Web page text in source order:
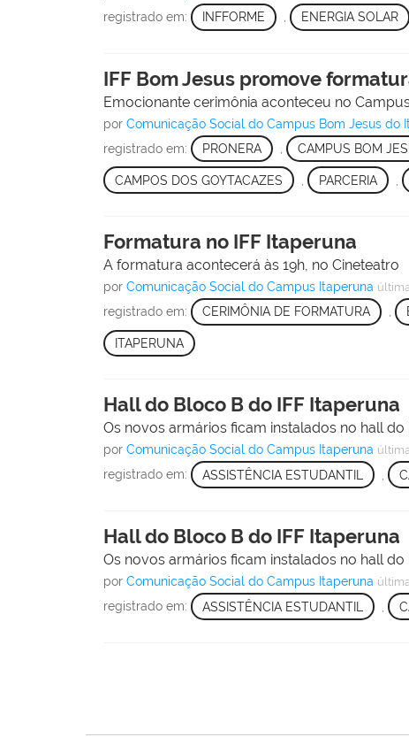
registrado em: INFFORME , ENERGIA SOLAR
IFF Bom Jesus promove
Emocionante cerimônia aconteceu no
porComunicação Social do Campus Bom Jesus do
registrado em: PRONERA CAMPUS BOM
CAMPOS DOS GOYTACAZES PARCERIA
Formatura no IFF Itaperuna
A formatura acontecerá às 19h, no Cineteatro
porComunicação Social do Campus Itaperuna
registrado em: CERIMÔNIA DE FORMATURA ,
ITAPERUNA
Hall do Bloco B do IFF Itaperuna
Os novos armários ficam instalados no hall do
porComunicação Social do Campus Itaperuna
registrado em: ASSISTÊNCIA ESTUDANTIL
Hall do Bloco B do IFF Itaperuna
Os novos armários ficam instalados no hall do
porComunicação Social do Campus Itaperuna
registrado em: ASSISTÊNCIA ESTUDANTIL